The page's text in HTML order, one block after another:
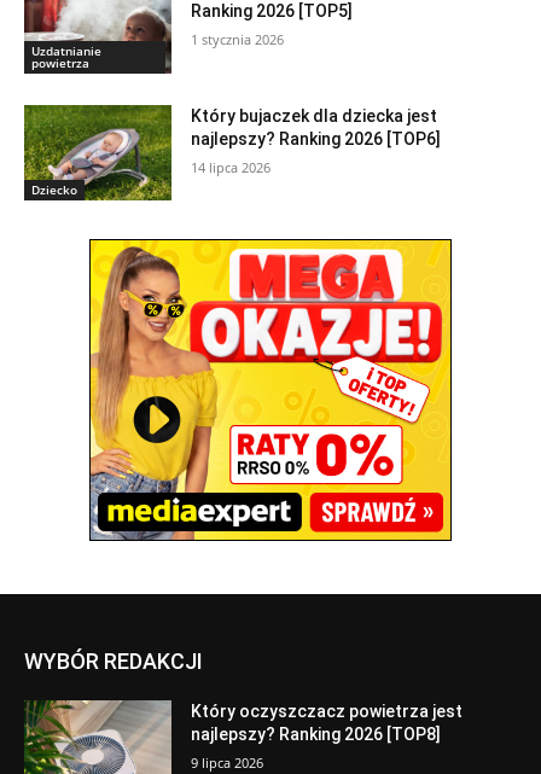
Uzdatnianie
powietrza
Ranking 2026 [TOP5]
1 stycznia 2026
Dziecko
Który bujaczek dla dziecka jest
najlepszy? Ranking 2026 [TOP6]
14 lipca 2026
WYBÓR REDAKCJI
Który oczyszczacz powietrza jest
najlepszy? Ranking 2026 [TOP8]
9 lipca 2026